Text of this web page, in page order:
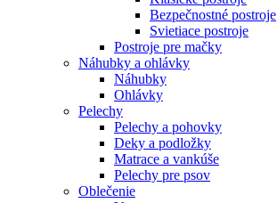
Bezpečnostné postroje
Svietiace postroje
Postroje pre mačky
Náhubky a ohlávky
Náhubky
Ohlávky
Pelechy
Pelechy a pohovky
Deky a podložky
Matrace a vankúše
Pelechy pre psov
Oblečenie